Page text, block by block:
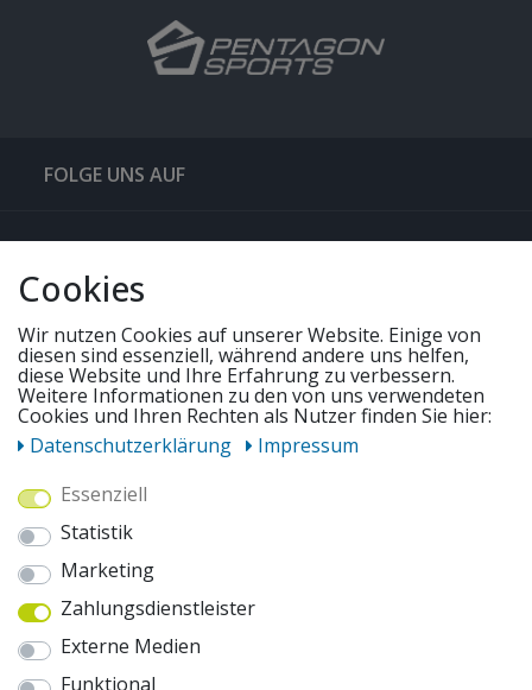
FOLGE UNS AUF
QUICKLINKS & TIPPS
UNSERE ANGEBOTE
WIR VERSENDEN MIT
AUSZEICHNUNGEN & SICHERHEIT
© 2026 pentagonsports.de
Cookies
Wir nutzen Cookies auf unserer Website. Einige von
diesen sind essenziell, während andere uns helfen,
diese Website und Ihre Erfahrung zu verbessern.
Weitere Informationen zu den von uns verwendeten
Cookies und Ihren Rechten als Nutzer finden Sie hier:
Daten­schutz­erklärung
Impressum
Essenziell
Statistik
Marketing
Zahlungsdienstleister
Externe Medien
Funktional